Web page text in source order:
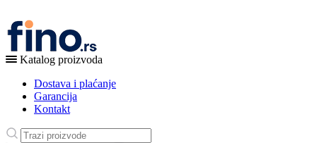
Katalog proizvoda
Dostava i plaćanje
Garancija
Kontakt